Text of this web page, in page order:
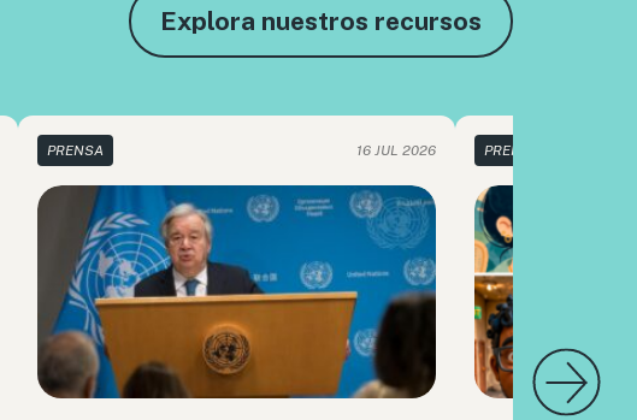
Explora nuestros recursos
PRENSA 16 JUL 2026 PRENSA